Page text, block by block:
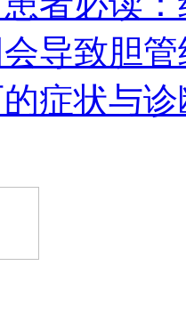
导致胆
症状与